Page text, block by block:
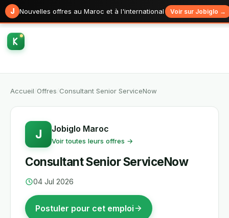
J Nouvelles offres au Maroc et à l'international Voir sur Jobiglo →
Accueil Offres Consultant Senior ServiceNow
J Jobiglo Maroc
Voir toutes leurs offres →
Consultant Senior ServiceNow
04 Jul 2026
Postuler pour cet emploi